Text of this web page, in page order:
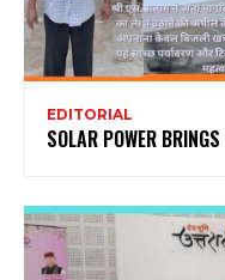
EDITORIAL
SOLAR POWER